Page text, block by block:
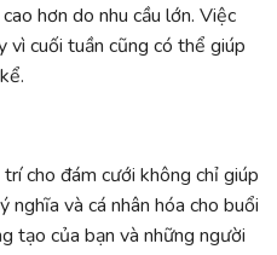
hơn do nhu cầu lớn. Việc
cuối tuần cũng có thể giúp
cho đám cưới không chỉ giúp
và cá nhân hóa cho buổi
tạo của bạn và những người